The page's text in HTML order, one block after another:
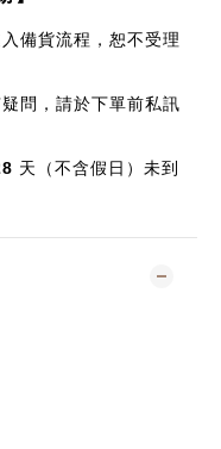
備貨流程，恕不受理
問，請於下單前私訊
天（不含假日）未到